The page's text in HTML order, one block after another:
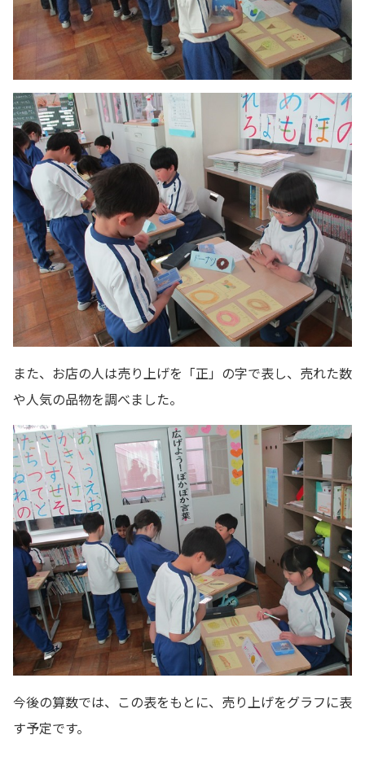
また、お店の人は売り上げを「正」の字で表し、売れた数
や人気の品物を調べました。
今後の算数では、この表をもとに、売り上げをグラフに表
す予定です。